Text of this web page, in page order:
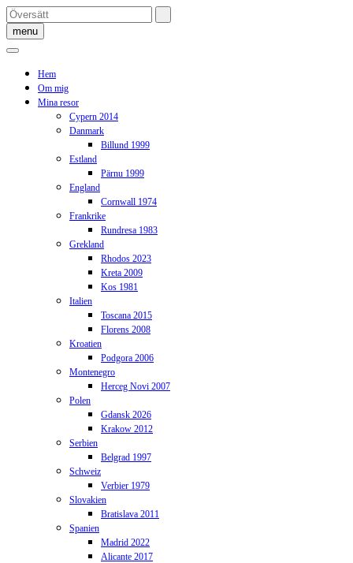
Skip
to
content
menu
Hem
Om mig
Mina resor
Cypern 2014
Danmark
Billund 1999
Estland
Pärnu 1999
England
Cornwall 1974
Frankrike
Rundresa 1983
Grekland
Rhodos 2023
Kreta 2009
Kos 1981
Italien
Toscana 2015
Florens 2008
Kroatien
Podgora 2006
Montenegro
Herceg Novi 2007
Polen
Gdansk 2026
Krakow 2012
Serbien
Belgrad 1997
Schweiz
Verbier 1979
Slovakien
Bratislava 2011
Spanien
Madrid 2022
Alicante 2017